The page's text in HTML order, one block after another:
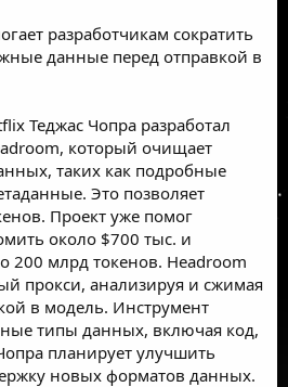
разработчикам сократить
данные перед отправкой в
Теджас Чопра разработал
который очищает
таких как подробные
Это позволяет
Проект уже помог
около $700 тыс. и
200 млрд токенов. Headroom
прокси, анализируя и сжимая
в модель. Инструмент
типы данных, включая код,
планирует улучшить
новых форматов данных.